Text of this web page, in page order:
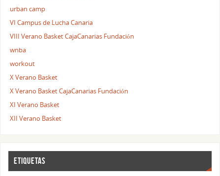
urban camp
VI Campus de Lucha Canaria
VIII Verano Basket CajaCanarias Fundación
wnba
workout
X Verano Basket
X Verano Basket CajaCanarias Fundación
XI Verano Basket
XII Verano Basket
ETIQUETAS